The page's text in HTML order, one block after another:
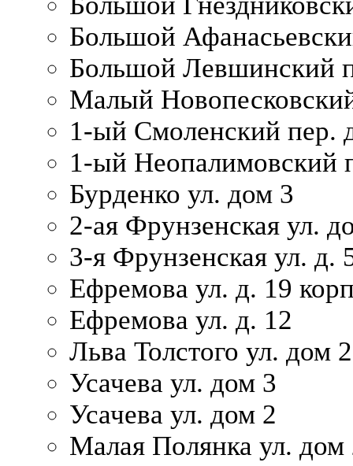
Большой
Большой Левшинский
Малый
1-ый Смоленский пер.
1-ый Неопалимовский
Бурденко ул. дом 3
2-ая Фрунзенская ул.
3-я Фрунзенская ул. д.
Ефремова ул. д. 19
Ефремова ул. д. 12
Льва Толстого ул. дом
Усачева ул. дом 3
Усачева ул. дом 2
Малая Полянка ул. дом